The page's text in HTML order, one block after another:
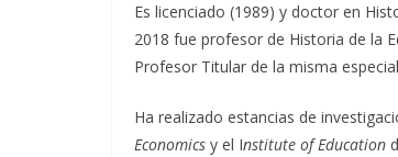
Es licenciado (1989) y doctor en
2018 fue profesor de Historia de la
Profesor Titular de la misma
Ha realizado estancias de
Economics y el Institute of Education